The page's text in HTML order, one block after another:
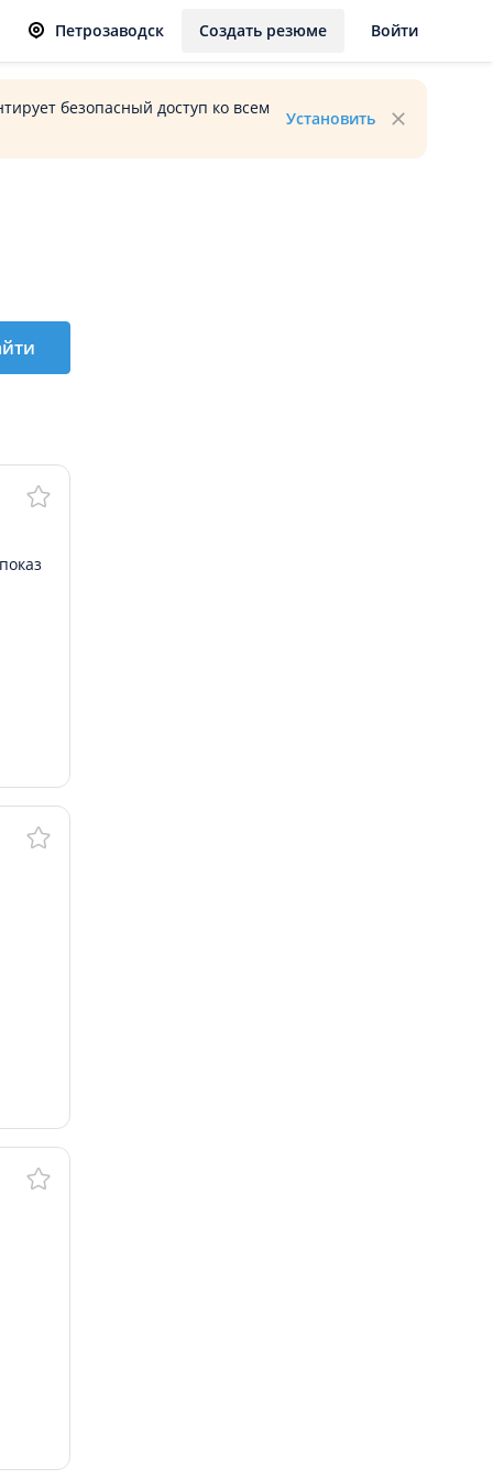
Петрозаводск Создать резюме Войти
безопасный доступ ко всем
Установить